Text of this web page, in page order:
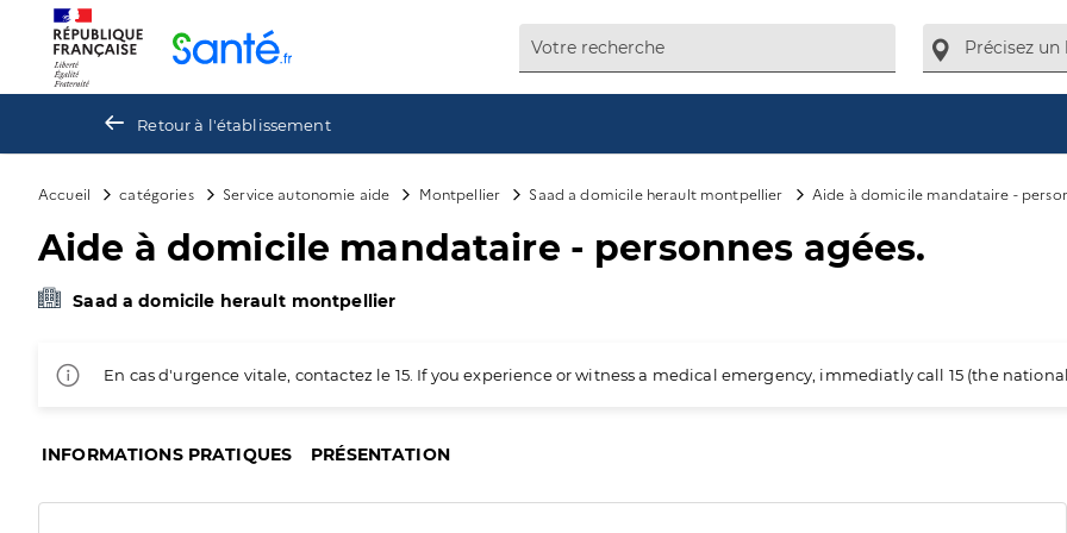
Retour à l'établissement
Accueil catégories Service autonomie aide Montpellier Saad a domicile herault montpellier Aide à domicile mandataire -
Aide à domicile mandataire - personnes agées.
Saad a domicile herault montpellier
En cas d'urgence vitale, contactez le 15. If you experience or witness a medical emergency, immediatly call 15 (the
INFORMATIONS PRATIQUES PRÉSENTATION
Panneau de gestion des cookies